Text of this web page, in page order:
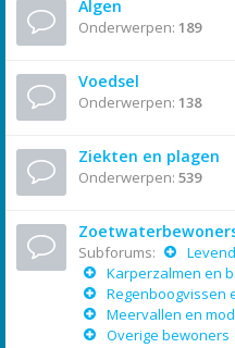
Algen
Onderwerpen: 189
Voedsel
Onderwerpen: 138
Ziekten en plagen
Onderwerpen: 539
Subforums:
Karperzalmen en
Regenboogvissen
Meervallen en
Overige bewoners